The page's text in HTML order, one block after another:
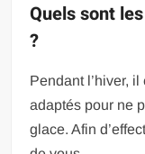
Quels sont
?
Pendant l’hiver,
adaptés pour ne
glace. Afin